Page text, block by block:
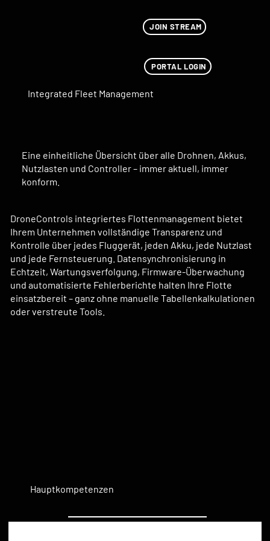
JOIN STREAM
PORTAL LOGIN
Integrated Fleet Management
Eine einheitliche Übersicht über alle Drohnen, Akkus,
Nutzlasten und Controller – immer aktuell, immer
konform.
DroneControls integriertes Flottenmanagement bietet
Ihrem Unternehmen vollständige Transparenz und
Kontrolle über jedes Fluggerät, jeden Akku, jede Nutzlast
und jede Fernsteuerung. Datensynchronisierung in
Echtzeit, Wartungsverfolgung, Firmware-Überwachung
und automatisierte Fehlerberichte halten Ihre Flotte
einsatzbereit – ganz ohne manuelle Tabellenkalkulationen
oder verstreute Tools.
Hauptkompetenzen